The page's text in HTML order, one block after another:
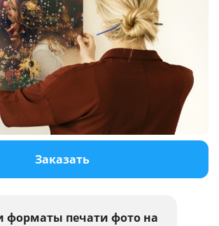
Заказать
форматы печати фото на